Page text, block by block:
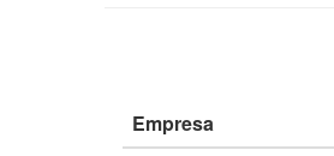
Empresa